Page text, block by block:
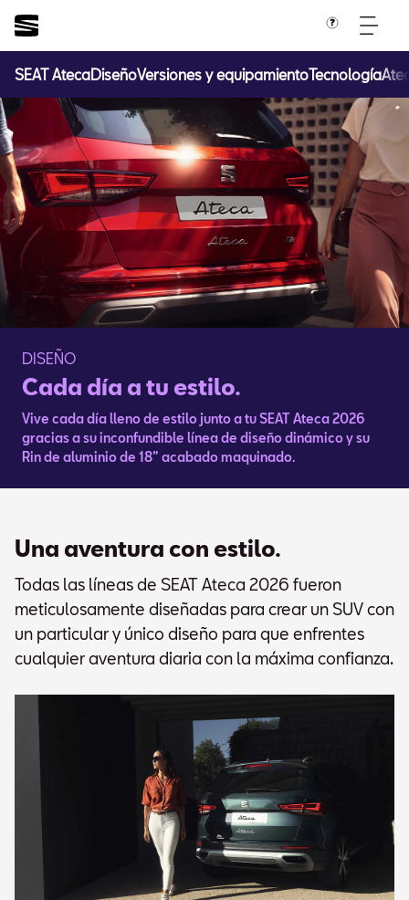
SEAT AtecaDiseñoVersiones y equipamientoTecnología
DISEÑO
Cada día a tu estilo.
Vive cada día lleno de estilo junto a tu SEAT Ateca 2026
gracias a su inconfundible línea de diseño dinámico y su
Rin de aluminio de 18” acabado maquinado.
Una aventura con estilo.
Todas las líneas de SEAT Ateca 2026 fueron
meticulosamente diseñadas para crear un SUV con
un particular y único diseño para que enfrentes
cualquier aventura diaria con la máxima confianza.